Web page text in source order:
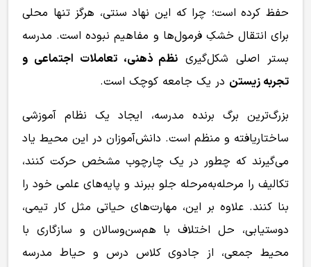
حفظ کرده است؛ چرا که این نهاد سنتی، هرگز تنها محلی
برای انتقال خشکِ فرمول‌ها و مفاهیم نبوده است. مدرسه
بستر اصلی شکل‌گیری نظم ذهنی، تعاملات اجتماعی و
تجربه زیستن در یک جامعه کوچک است.
بزرگ‌ترین برگ برنده مدرسه، ایجاد یک نظام آموزشی
ساختاریافته و منظم است. دانش‌آموزان در این محیط یاد
می‌گیرند که چطور در یک چارچوب مشخص حرکت کنند،
تکالیف را مرحله‌به‌مرحله جلو ببرند و پایه‌های علمی خود را
بنا کنند. علاوه بر این، مهارت‌های حیاتی مثل کار تیمی،
دوستیابی، حل اختلاف با هم‌سن‌وسالان و سازگاری با
محیط جمعی، از جادوی کلاس درس و حیاط مدرسه